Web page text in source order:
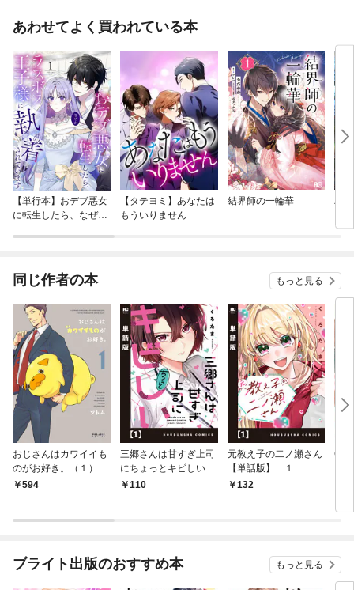
あわせてよく買われている本
【単行本】おデブ悪女
に転生したら、なぜか
【タテヨミ】あなたは
もういりません
結界師の一輪華
バ
今
同じ作者の本 もっと見る
おじさんはカワイイも
のがお好き。（１）
594
三郷さんは甘すぎ上司
にちょっとキビしい
【単話版】 １
110
元教え子の二ノ瀬さん
【単話版】 １
132
ブライト出版のおすすめ本 もっと見る